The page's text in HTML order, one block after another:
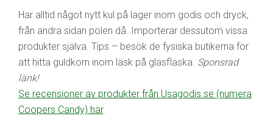
Har alltid något nytt kul på lager inom godis och dryck,
från andra sidan pölen då. Importerar dessutom vissa
produkter själva. Tips – besök de fysiska butikerna för
att hitta guldkorn inom läsk på glasflaska. Sponsrad
länk!
Se recensioner av produkter från Usagodis.se (numera
Coopers Candy) här.